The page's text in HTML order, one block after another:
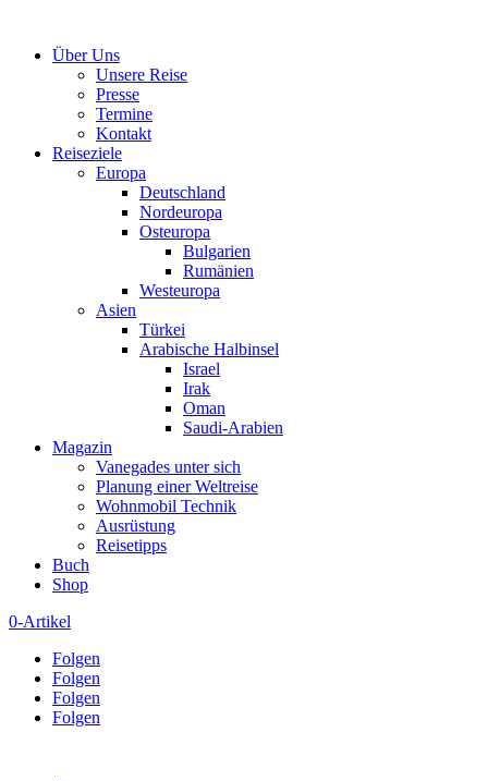
Über Uns
Unsere Reise
Presse
Termine
Kontakt
Reiseziele
Europa
Deutschland
Nordeuropa
Osteuropa
Bulgarien
Rumänien
Westeuropa
Asien
Türkei
Arabische Halbinsel
Israel
Irak
Oman
Saudi-Arabien
Magazin
Vanegades unter sich
Planung einer Weltreise
Wohnmobil Technik
Ausrüstung
Reisetipps
Buch
Shop
0-Artikel
Folgen
Folgen
Folgen
Folgen